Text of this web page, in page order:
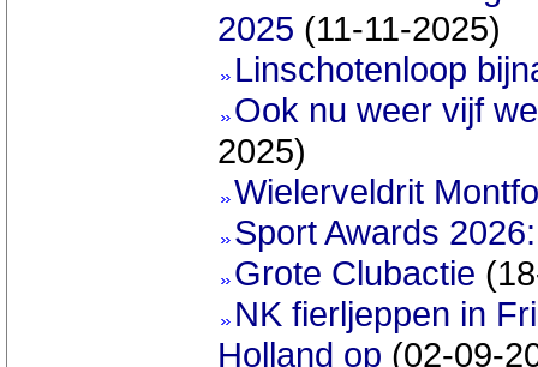
2025 (11-11-2025)
Linschotenloop
Ook nu weer vijf
2025)
Wielerveldrit
Sport Awards
Grote Clubactie
NK fierljeppen in
Holland op (02-09-